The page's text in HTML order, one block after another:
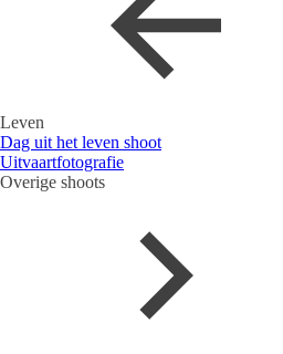
Leven
Dag uit het leven shoot
Uitvaartfotografie
Overige shoots